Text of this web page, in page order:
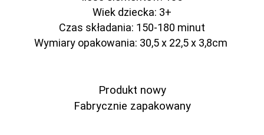
Wiek dziecka: 3+
Czas składania: 150-180 minut
Wymiary opakowania: 30,5 x 22,5 x 3,8cm
Produkt nowy
Fabrycznie zapakowany